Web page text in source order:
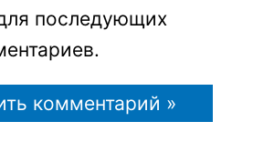
последующих